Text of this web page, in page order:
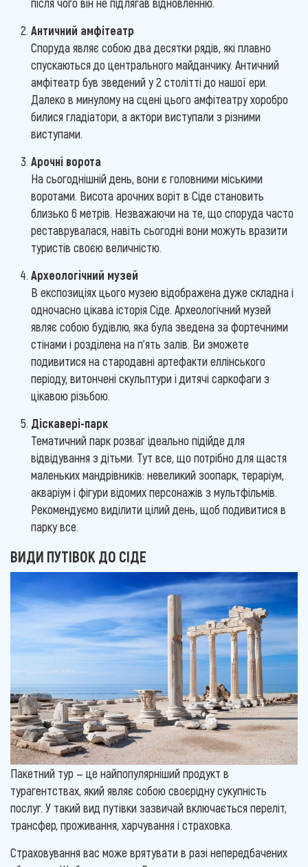
Античний амфітеатр
Споруда являє собою два десятки рядів, які плавно
спускаються до центрального майданчику. Античний
амфітеатр був зведений у 2 столітті до нашої ери.
Далеко в минулому на сцені цього амфітеатру хоробро
билися гладіатори, а актори виступали з різними
виступами.
Арочні ворота
На сьогоднішній день, вони є головними міськими
воротами. Висота арочних воріт в Сіде становить
близько 6 метрів. Незважаючи на те, що споруда часто
реставрувалася, навіть сьогодні вони можуть вразити
туристів своєю величністю.
Археологічний музей
В експозиціях цього музею відображена дуже складна і
одночасно цікава історія Сіде. Археологічний музей
являє собою будівлю, яка була зведена за фортечними
стінами і розділена на п'ять залів. Ви зможете
подивитися на стародавні артефакти еллінського
періоду, витончені скульптури і дитячі саркофаги з
цікавою різьбою.
Діскавері-парк
Тематичний парк розваг ідеально підійде для
відвідування з дітьми. Тут все, що потрібно для щастя
маленьких мандрівників: невеликий зоопарк, тераріум,
акваріум і фігури відомих персонажів з мультфільмів.
Рекомендуємо виділити цілий день, щоб подивитися в
парку все.
ВИДИ ПУТІВОК ДО СІДЕ
Пакетний тур — це найпопулярніший продукт в
турагентствах, який являє собою своєрідну сукупність
послуг. У такий вид путівки зазвичай включається переліт,
трансфер, проживання, харчування і страховка.
Страховування вас може врятувати в разі непередбачених